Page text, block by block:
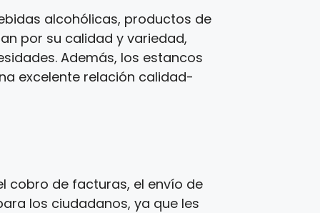
alcohólicas, productos de
por su calidad y variedad,
Además, los estancos
excelente relación calidad-
cobro de facturas, el envío de
los ciudadanos, ya que les